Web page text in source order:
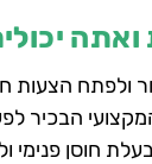
הצעות
הבכיר
חוסן פנימי